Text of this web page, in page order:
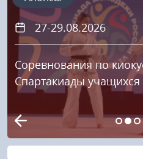
27-29.08.2026
Соревнования по
Спартакиады учащихся